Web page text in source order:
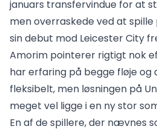
januars transfervindue for at
men overraskede ved at
sin debut mod Leicester City
Amorim pointerer rigtigt nok
har erfaring på begge fløje og
fleksibelt, men løsningen på
meget vel ligge i en ny stor
En af de spillere, der nævnes